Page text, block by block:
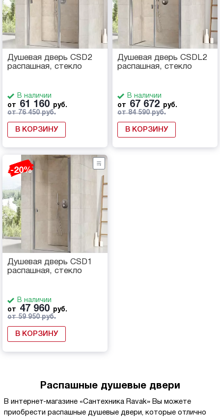
Душевая дверь CSD2
распашная, стекло
В наличии
от
61 160
руб.
от 76 450 руб.
В КОРЗИНУ
Душевая дверь CSDL2
распашная, стекло
В наличии
от
67 672
руб.
от 84 590 руб.
В КОРЗИНУ
-20%
Душевая дверь CSD1
распашная, стекло
В наличии
от
47 960
руб.
от 59 950 руб.
В КОРЗИНУ
Распашные душевые двери
В интернет-магазине «Сантехника Ravak» Вы можете
приобрести распашные душевые двери, которые отлично